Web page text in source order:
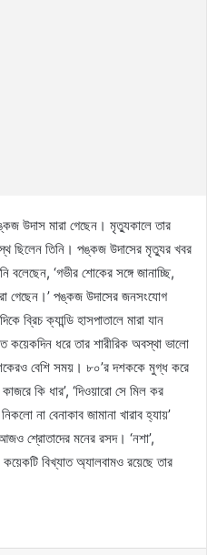
উদাস মারা গেছেন। মৃত্যুকালে তার
ছিলেন তিনি। পঙ্কজ উদাসের মৃত্যুর খবর
বলেছেন, ‘গভীর শোকের সঙ্গে জানাচ্ছি,
গেছেন।’ পঙ্কজ উদাসের জনসংযোগ
ব্রিচ ক্যান্ডি হাসপাতালে মারা যান
কয়েকদিন ধরে তার শারীরিক অবস্থা ভালো
বেশি সময়। ৮০’র দশককে মুগ্ধ করে
কাজরে কি ধার’, ‘দিওয়ারো সে মিল কর
না বেনাকাব জামানা খারাব হ্যায়’
শ্রোতাদের মনের রসদ। ‘নশা’,
বিখ্যাত অ্যালবামও রয়েছে তার